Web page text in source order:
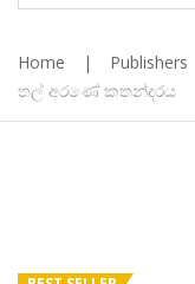
Home | Publishers
තල් අරණේ කතන්දරය